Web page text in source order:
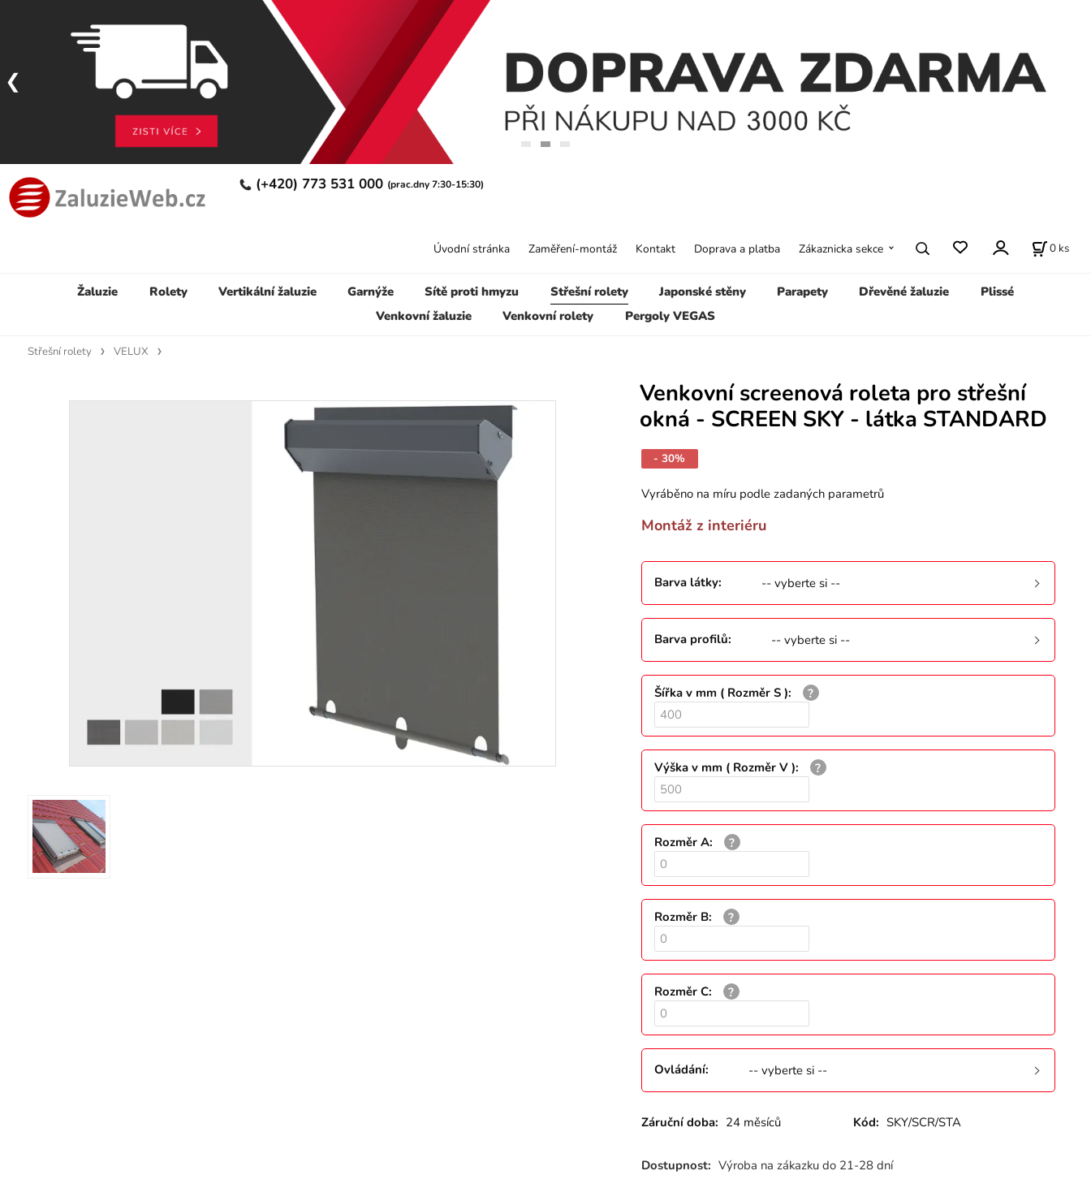
(+420) 773 531 000 (prac.dny 7:30-15:30)
Žaluzie Rolety Vertikální žaluzie Garnýže Sítě proti hmyzu Střešní rolety Japonské stěny Parapety Dřevěné žaluzie
Plissé
Venkovní žaluzie
Venkovní rolety Pergoly VEGAS
Úvodní stránka Zaměření-montáž Kontakt Doprava a platba Zákaznicka sekce 0 ks
Střešní rolety VELUX
Venkovní screenová roleta pro střešní
okná - SCREEN SKY - látka STANDARD
- 30%
Vyráběno na míru podle zadaných parametrů
Montáž z interiéru
Barva látky: -- vyberte si --
Barva profilů: -- vyberte si --
Šířka v mm ( Rozměr S ):
Výška v mm ( Rozměr V ):
Rozměr A:
Rozměr B:
Rozměr C:
Ovládání: -- vyberte si --
Záruční doba: 24 měsíců Kód: SKY/SCR/STA
Dostupnost: Výroba na zákazku do 21-28 dní